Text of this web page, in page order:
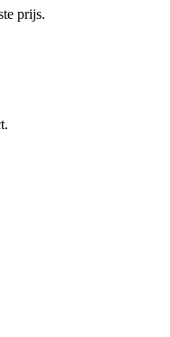
prijs.